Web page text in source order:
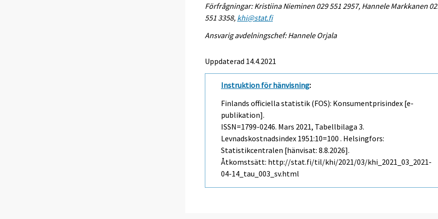
Förfrågningar: Kristiina Nieminen 029 551 2957, Hannele Markkanen
551 3358, khi@stat.fi
Ansvarig avdelningschef: Hannele Orjala
Uppdaterad 14.4.2021
Instruktion för hänvisning:
Finlands officiella statistik (FOS): Konsumentprisindex [e-
publikation].
ISSN=1799-0246. Mars 2021, Tabellbilaga 3.
Levnadskostnadsindex 1951:10=100 . Helsingfors:
Statistikcentralen [hänvisat: 8.8.2026].
Åtkomstsätt: http://stat.fi/til/khi/2021/03/khi_2021_03_2021-
04-14_tau_003_sv.html